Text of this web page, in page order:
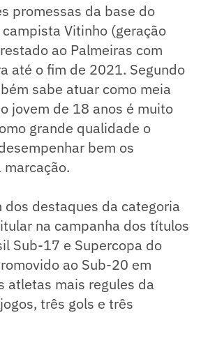
promessas da base do
campista Vitinho (geração
ao Palmeiras com
até o fim de 2021. Segundo
sabe atuar como meia
jovem de 18 anos é muito
grande qualidade o
bem os
dos destaques da categoria
na campanha dos títulos
Sub-17 e Supercopa do
ao Sub-20 em
atletas mais regules da
três gols e três